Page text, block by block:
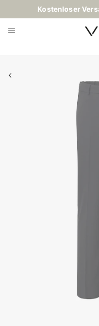
Kostenloser